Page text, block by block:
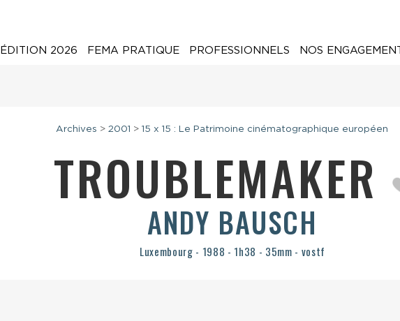
ÉDITION 2026 FEMA PRATIQUE PROFESSIONNELS NOS
Archives > 2001 > 15 x 15 : Le Patrimoine cinématographique européen
TROUBLEMAKER
ANDY BAUSCH
Luxembourg - 1988 - 1h38 - 35mm - vostf